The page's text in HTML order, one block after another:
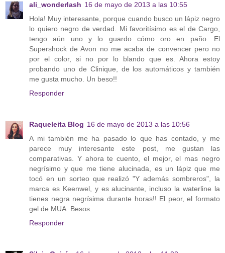
ali_wonderlash 16 de mayo de 2013 a las 10:55
Hola! Muy interesante, porque cuando busco un lápiz negro
lo quiero negro de verdad. Mi favoritísimo es el de Cargo,
tengo aún uno y lo guardo cómo oro en paño. El
Supershock de Avon no me acaba de convencer pero no
por el color, si no por lo blando que es. Ahora estoy
probando uno de Clinique, de los automáticos y también
me gusta mucho. Un beso!!
Responder
Raqueleita Blog 16 de mayo de 2013 a las 10:56
A mi también me ha pasado lo que has contado, y me
parece muy interesante este post, me gustan las
comparativas. Y ahora te cuento, el mejor, el mas negro
negrísimo y que me tiene alucinada, es un lápiz que me
tocó en un sorteo que realizó "Y además sombreros", la
marca es Keenwel, y es alucinante, incluso la waterline la
tienes negra negrísima durante horas!! El peor, el formato
gel de MUA. Besos.
Responder